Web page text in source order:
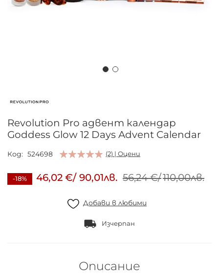
началото
галерия
със
снимки
Revolution Pro адвент календар
Goddess Glow 12 Days Advent Calendar
Код 524698 (2) | Оцени
-18% 46,02 €/ 90,01лв. 56,24 €/110,00лв.
Добави в любими
Изчерпан
Описание